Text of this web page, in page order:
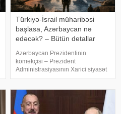
Türkiyə-İsrail müharibəsi
başlasa, Azərbaycan nə
edəcək? – Bütün detallar
Azərbaycan Prezidentinin
köməkçisi – Prezident
Administrasiyasının Xarici siyasət
məsələləri şöbəsinin müdiri
verdiyi açıqlama son illərdə
Türkiyə cəmiyyətinin müəyyən
kəsimlərind